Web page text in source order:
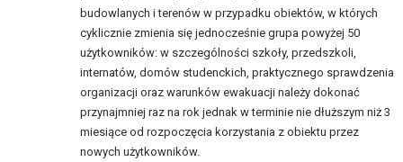
budowlanych i terenów w przypadku obiektów, w których
cyklicznie zmienia się jednocześnie grupa powyżej 50
użytkowników: w szczególności szkoły, przedszkoli,
internatów, domów studenckich, praktycznego sprawdzenia
organizacji oraz warunków ewakuacji należy dokonać
przynajmniej raz na rok jednak w terminie nie dłuższym niż 3
miesiące od rozpoczęcia korzystania z obiektu przez
nowych użytkowników.